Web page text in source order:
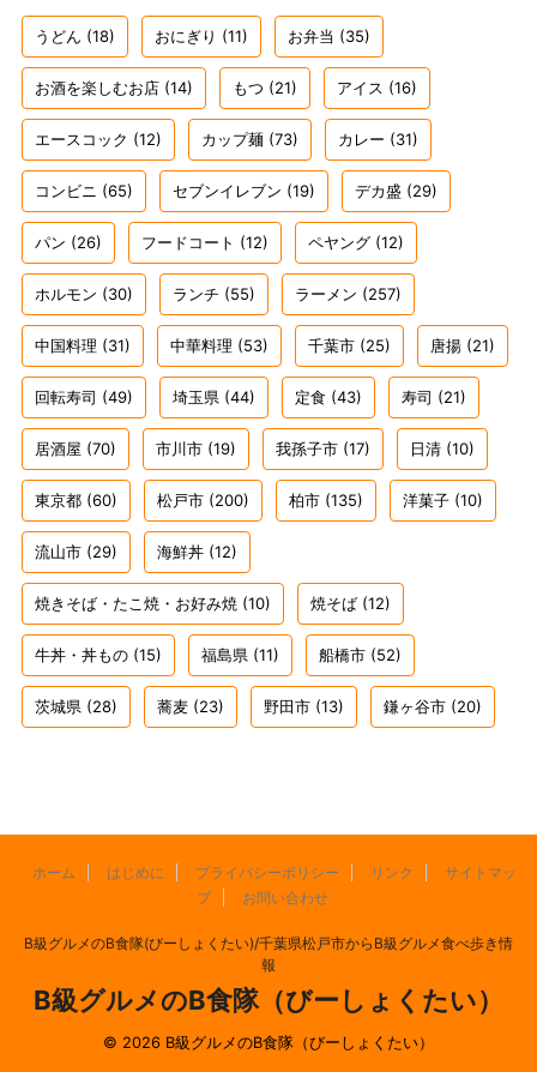
うどん (18) おにぎり (11) お弁当 (35)
お酒を楽しむお店 (14) もつ (21) アイス (16)
エースコック (12) カップ麺 (73) カレー (31)
コンビニ (65) セブンイレブン (19) デカ盛 (29)
パン (26) フードコート (12) ペヤング (12)
ホルモン (30) ランチ (55) ラーメン (257)
中国料理 (31) 中華料理 (53) 千葉市 (25) 唐揚 (21)
回転寿司 (49) 埼玉県 (44) 定食 (43) 寿司 (21)
居酒屋 (70) 市川市 (19) 我孫子市 (17) 日清 (10)
東京都 (60) 松戸市 (200) 柏市 (135) 洋菓子 (10)
流山市 (29) 海鮮丼 (12)
焼きそば・たこ焼・お好み焼 (10) 焼そば (12)
牛丼・丼もの (15) 福島県 (11) 船橋市 (52)
茨城県 (28) 蕎麦 (23) 野田市 (13) 鎌ヶ谷市 (20)
ホーム はじめに プライバシーポリシー リンク
サイトマッ
プ
お問い合わせ
B級グルメのB食隊(びーしょくたい)/千葉県松戸市からB級グルメ食べ歩き情
報
B級グルメのB食隊（びーしょくたい）
© 2026 B級グルメのB食隊（びーしょくたい）